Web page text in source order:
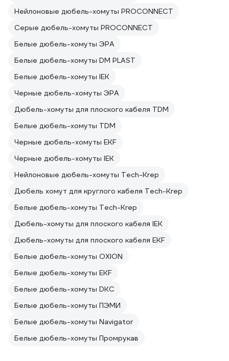
Нейлоновые дюбель-хомуты PROCONNECT
Серые дюбель-хомуты PROCONNECT
Белые дюбель-хомуты ЭРА
Белые дюбель-хомуты DM PLAST
Белые дюбель-хомуты IEK
Черные дюбель-хомуты ЭРА
Дюбель-хомуты для плоского кабеля TDM
Белые дюбель-хомуты TDM
Черные дюбель-хомуты EKF
Черные дюбель-хомуты IEK
Нейлоновые дюбель-хомуты Tech-Krep
Дюбель хомут для круглого кабеля Tech-Krep
Белые дюбель-хомуты Tech-Krep
Дюбель-хомуты для плоского кабеля IEK
Дюбель-хомуты для плоского кабеля EKF
Белые дюбель-хомуты OXION
Белые дюбель-хомуты EKF
Белые дюбель-хомуты DKC
Белые дюбель-хомуты ПЭМИ
Белые дюбель-хомуты Navigator
Белые дюбель-хомуты Промрукав